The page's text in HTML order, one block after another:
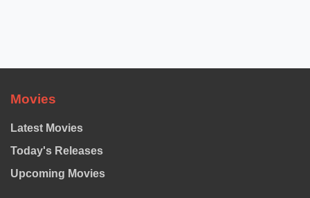
Movies
Latest Movies
Today's Releases
Upcoming Movies